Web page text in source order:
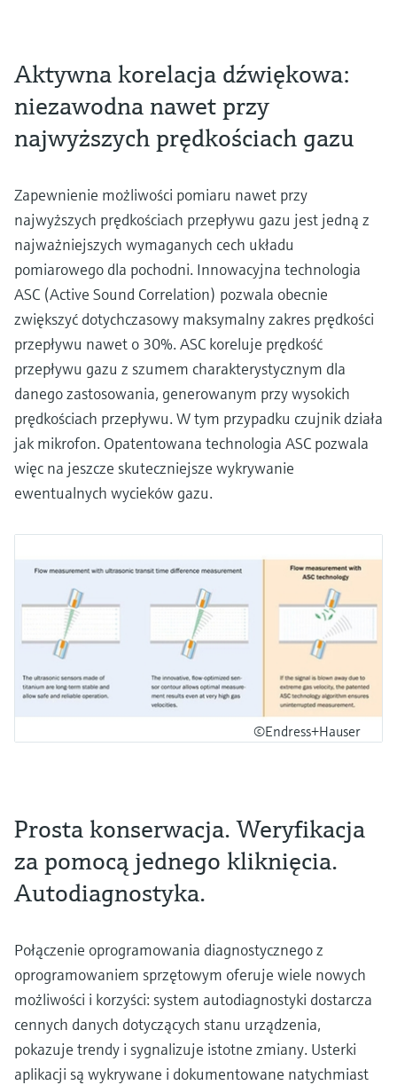
Aktywna korelacja dźwiękowa:
niezawodna nawet przy
najwyższych prędkościach gazu
Zapewnienie możliwości pomiaru nawet przy
najwyższych prędkościach przepływu gazu jest jedną z
najważniejszych wymaganych cech układu
pomiarowego dla pochodni. Innowacyjna technologia
ASC (Active Sound Correlation) pozwala obecnie
zwiększyć dotychczasowy maksymalny zakres prędkości
przepływu nawet o 30%. ASC koreluje prędkość
przepływu gazu z szumem charakterystycznym dla
danego zastosowania, generowanym przy wysokich
prędkościach przepływu. W tym przypadku czujnik działa
jak mikrofon. Opatentowana technologia ASC pozwala
więc na jeszcze skuteczniejsze wykrywanie
ewentualnych wycieków gazu.
©Endress+Hauser
Prosta konserwacja. Weryfikacja
za pomocą jednego kliknięcia.
Autodiagnostyka.
Połączenie oprogramowania diagnostycznego z
oprogramowaniem sprzętowym oferuje wiele nowych
możliwości i korzyści: system autodiagnostyki dostarcza
cennych danych dotyczących stanu urządzenia,
pokazuje trendy i sygnalizuje istotne zmiany. Usterki
aplikacji są wykrywane i dokumentowane natychmiast